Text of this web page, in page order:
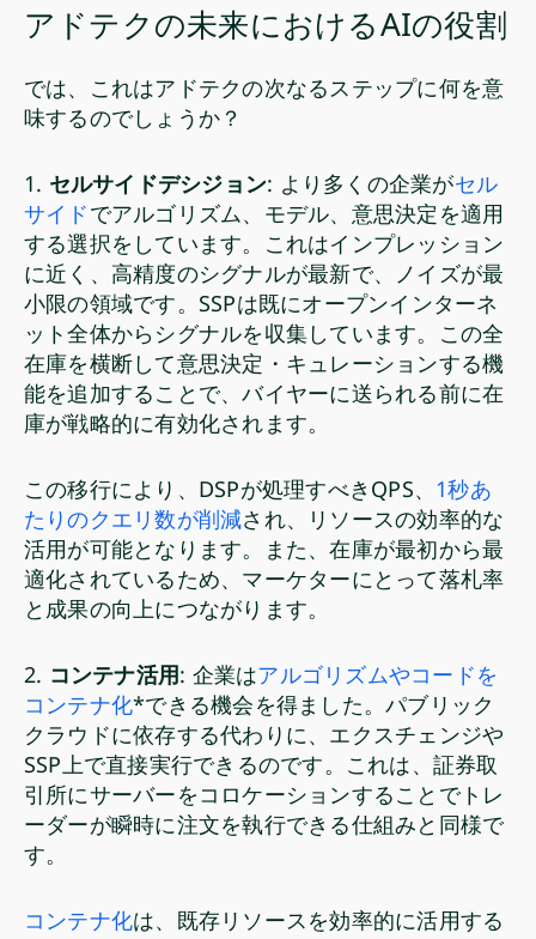
アドテクの未来におけるAIの役割
では、これはアドテクの次なるステップに何を意
味するのでしょうか？
1. セルサイドデシジョン: より多くの企業がセル
サイドでアルゴリズム、モデル、意思決定を適用
する選択をしています。これはインプレッション
に近く、高精度のシグナルが最新で、ノイズが最
小限の領域です。SSPは既にオープンインターネ
ット全体からシグナルを収集しています。この全
在庫を横断して意思決定・キュレーションする機
能を追加することで、バイヤーに送られる前に在
庫が戦略的に有効化されます。
この移行により、DSPが処理すべきQPS、 1秒あ
たりのクエリ数が削減され、リソースの効率的な
活用が可能となります。また、在庫が最初から最
適化されているため、マーケターにとって落札率
と成果の向上につながります。
2. コンテナ活用: 企業はアルゴリズムやコードを
コンテナ化*できる機会を得ました。パブリック
クラウドに依存する代わりに、エクスチェンジや
SSP上で直接実行できるのです。これは、証券取
引所にサーバーをコロケーションすることでトレ
ーダーが瞬時に注文を執行できる仕組みと同様で
す。
コンテナ化は、既存リソースを効率的に活用する